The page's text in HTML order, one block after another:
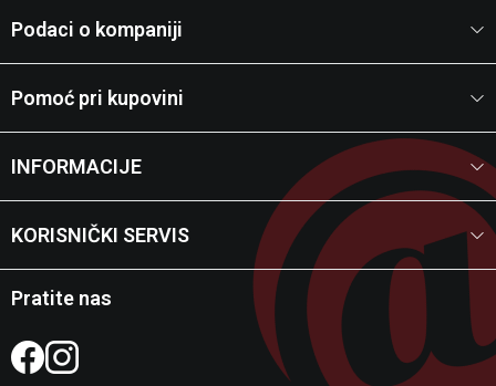
Podaci o kompaniji
Pomoć pri kupovini
INFORMACIJE
KORISNIČKI SERVIS
Pratite nas